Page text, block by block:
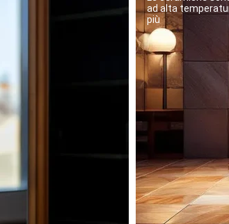
ad alta
più